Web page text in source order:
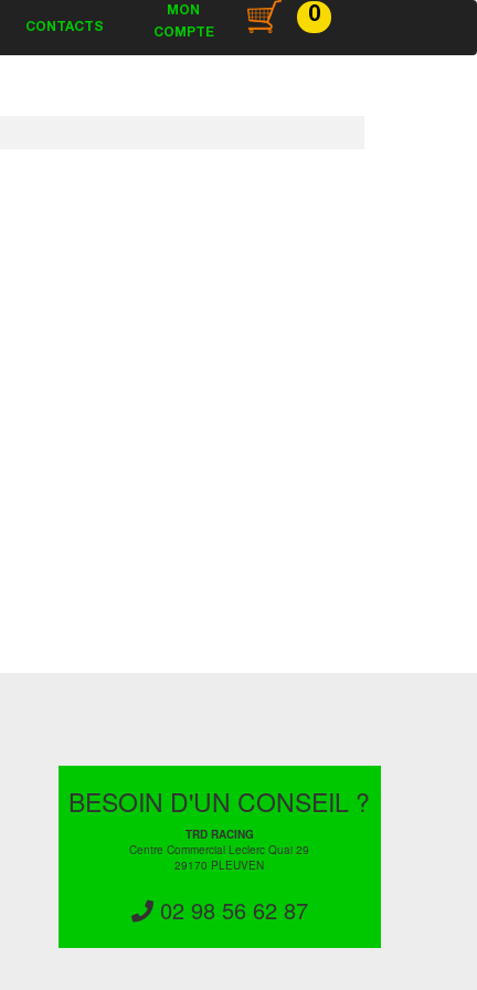
CONTACTS
MON
COMPTE
0
BESOIN D'UN CONSEIL ?
TRD RACING
Centre Commercial Leclerc Quai 29
29170 PLEUVEN
02 98 56 62 87